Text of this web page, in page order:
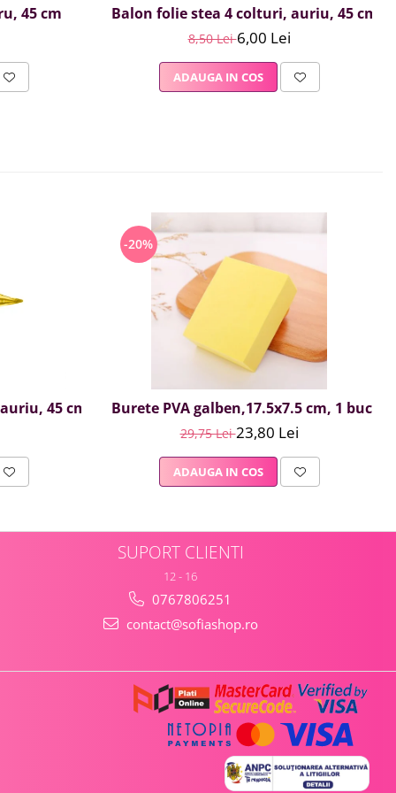
45 cm Balon folie stea 4 colturi, auriu, 45 cm
8,50 Lei6,00 Lei
ADAUGA IN COS
45 cm
-20%
Burete PVA galben,17.5x7.5 cm, 1 buc
29,75 Lei23,80 Lei
ADAUGA IN COS
SUPORT CLIENTI
12 - 16
0767806251
contact@sofiashop.ro